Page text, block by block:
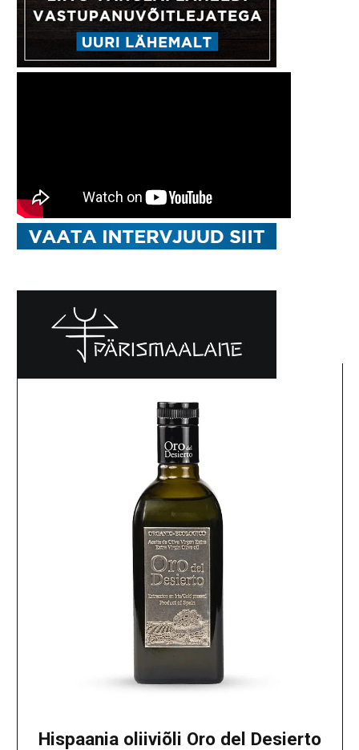
Hispaania oliiviõli Oro del Desierto